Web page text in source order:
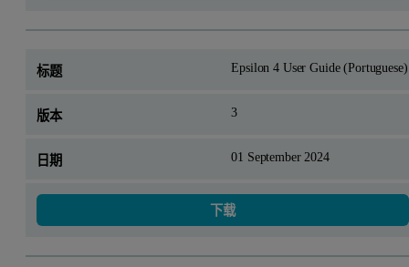
Epsilon 4 User Guide (Portuguese)
3
01 September 2024
下载